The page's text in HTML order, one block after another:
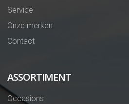
Service
Onze merken
Contact
ASSORTIMENT
Occasions